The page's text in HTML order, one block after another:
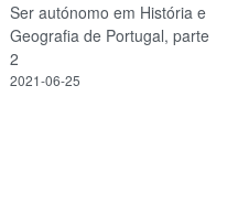
Ser autónomo em História e
Geografia de Portugal, parte
2
2021-06-25